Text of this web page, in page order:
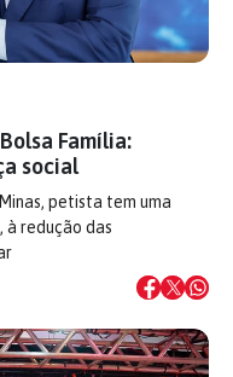
Família:
social
petista tem uma
redução das